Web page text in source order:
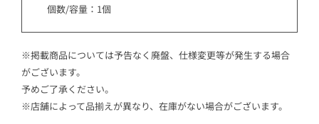
個数/容量：1個
※掲載商品については予告なく廃盤、仕様変更等が発生する場合
がございます。
予めご了承ください。
※店舗によって品揃えが異なり、在庫がない場合がございます。